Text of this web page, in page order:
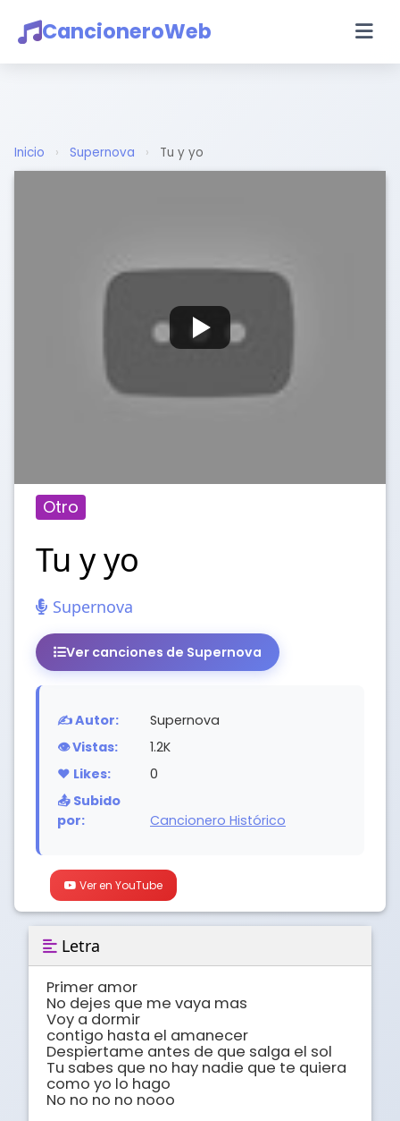
CancioneroWeb
Inicio › Supernova › Tu y yo
Otro
Tu y yo
Supernova
Ver canciones de Supernova
✍️ Autor:
Supernova
👁️ Vistas:
1.2K
❤️ Likes:
0
📤 Subido
por:
Cancionero Histórico
Ver en YouTube
Letra
Primer amor
No dejes que me vaya mas
Voy a dormir
contigo hasta el amanecer
Despiertame antes de que salga el sol
Tu sabes que no hay nadie que te quiera
como yo lo hago
No no no no nooo